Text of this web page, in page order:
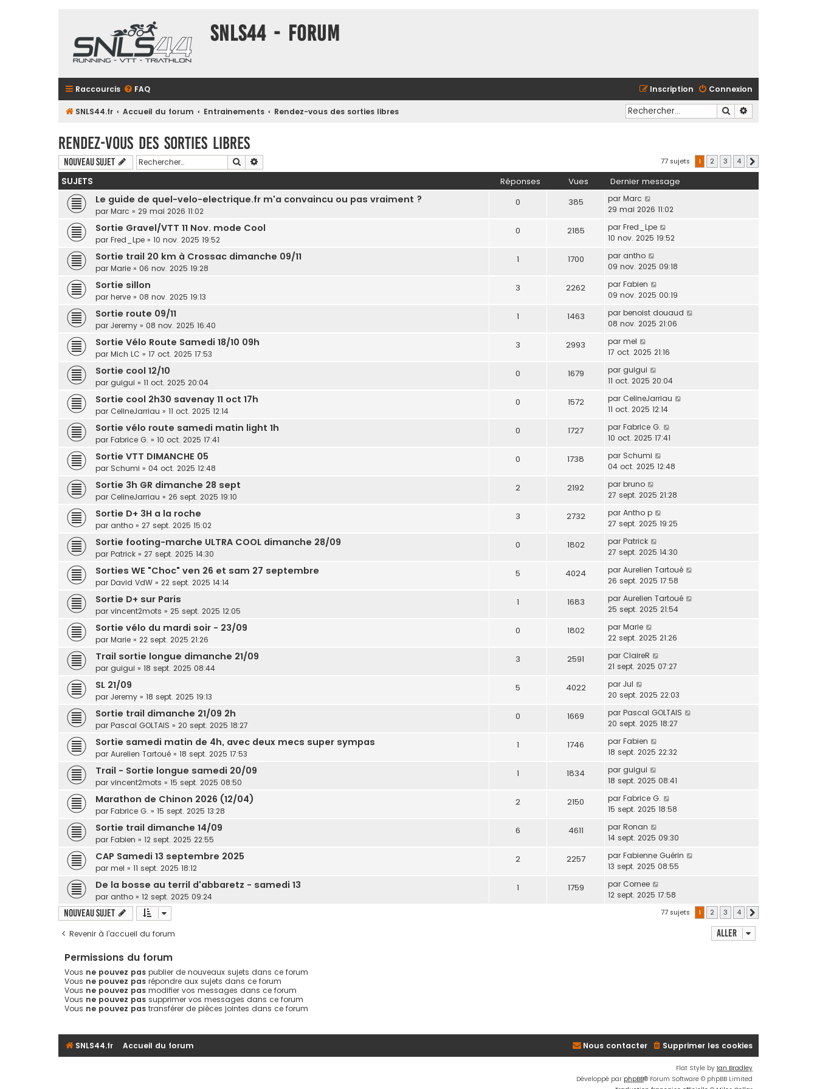
SNLS44 - Forum
Raccourcis FAQ Connexion
Inscription
SNLS44.fr Accueil du forum Entrainements Rendez-vous des sorties libres Rechercher
Rendez-vous des sorties libres
Nouveau sujet Rechercher 77 sujets 1 2 3 4
SUJETS Réponses Vues Dernier message
Le guide de quel-velo-electrique.fr m'a convaincu ou pas vraiment ?
par Marc » 29 mai 2026 11:02
0 385 par Marc
29 mai 2026 11:02
Sortie Gravel/VTT 11 Nov. mode Cool
par Fred_Lpe » 10 nov. 2025 19:52
0 2185 par Fred_Lpe
10 nov. 2025 19:52
Sortie trail 20 km à Crossac dimanche 09/11
par Marie » 06 nov. 2025 19:28
1 1700 par antho
09 nov. 2025 09:18
Sortie sillon
par herve » 08 nov. 2025 19:13
3 2262 par Fabien
09 nov. 2025 00:19
Sortie route 09/11
par Jeremy » 08 nov. 2025 16:40
1 1463 par benoist douaud
08 nov. 2025 21:06
Sortie Vélo Route Samedi 18/10 09h
par Mich LC » 17 oct. 2025 17:53
3 2993 par mel
17 oct. 2025 21:16
Sortie cool 12/10
par guigui » 11 oct. 2025 20:04
0 1679 par guigui
11 oct. 2025 20:04
Sortie cool 2h30 savenay 11 oct 17h
par CelineJarriau » 11 oct. 2025 12:14
0 1572 par CelineJarriau
11 oct. 2025 12:14
Sortie vélo route samedi matin light 1h
par Fabrice G. » 10 oct. 2025 17:41
0 1727 par Fabrice G.
10 oct. 2025 17:41
Sortie VTT DIMANCHE 05
par Schumi » 04 oct. 2025 12:48
0 1738 par Schumi
04 oct. 2025 12:48
Sortie 3h GR dimanche 28 sept
par CelineJarriau » 26 sept. 2025 19:10
2 2192 par bruno
27 sept. 2025 21:28
Sortie D+ 3H a la roche
par antho » 27 sept. 2025 15:02
3 2732 par Antho p
27 sept. 2025 19:25
Sortie footing-marche ULTRA COOL dimanche 28/09
par Patrick » 27 sept. 2025 14:30
0 1802 par Patrick
27 sept. 2025 14:30
Sorties WE "Choc" ven 26 et sam 27 septembre
par David VdW » 22 sept. 2025 14:14
5 4024 par Aurelien Tartoué
26 sept. 2025 17:58
Sortie D+ sur Paris
par vincent2mots » 25 sept. 2025 12:05
1 1683 par Aurelien Tartoué
25 sept. 2025 21:54
Sortie vélo du mardi soir - 23/09
par Marie » 22 sept. 2025 21:26
0 1802 par Marie
22 sept. 2025 21:26
Trail sortie longue dimanche 21/09
par guigui » 18 sept. 2025 08:44
3 2591 par ClaireR
21 sept. 2025 07:27
SL 21/09
par Jeremy » 18 sept. 2025 19:13
5 4022 par Jul
20 sept. 2025 22:03
Sortie trail dimanche 21/09 2h
par Pascal GOLTAIS » 20 sept. 2025 18:27
0 1669 par Pascal GOLTAIS
20 sept. 2025 18:27
Sortie samedi matin de 4h, avec deux mecs super sympas
par Aurelien Tartoué » 18 sept. 2025 17:53
1 1746 par Fabien
18 sept. 2025 22:32
Trail - Sortie longue samedi 20/09
par vincent2mots » 15 sept. 2025 08:50
1 1834 par guigui
18 sept. 2025 08:41
Marathon de Chinon 2026 (12/04)
par Fabrice G. » 15 sept. 2025 13:28
2 2150 par Fabrice G.
15 sept. 2025 18:58
Sortie trail dimanche 14/09
par Fabien » 12 sept. 2025 22:55
6 4611 par Ronan
14 sept. 2025 09:30
CAP Samedi 13 septembre 2025
par mel » 11 sept. 2025 18:12
2 2257 par Fabienne Guérin
13 sept. 2025 08:55
De la bosse au terril d'abbaretz - samedi 13
par antho » 12 sept. 2025 09:24
1 1759 par Cornee
12 sept. 2025 17:58
Nouveau sujet 77 sujets 1 2 3 4
Revenir à l’accueil du forum Aller
Permissions du forum
Vous ne pouvez pas publier de nouveaux sujets dans ce forum
Vous ne pouvez pas répondre aux sujets dans ce forum
Vous ne pouvez pas modifier vos messages dans ce forum
Vous ne pouvez pas supprimer vos messages dans ce forum
Vous ne pouvez pas transférer de pièces jointes dans ce forum
SNLS44.fr Accueil du forum Supprimer les cookies
Nous contacter
Flat Style by Ian Bradley
Développé par phpBB® Forum Software © phpBB Limited